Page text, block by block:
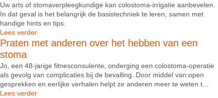
Uw arts of stomaverpleegkundige kan colostoma-irrigatie aanbevelen.
In dat geval is het belangrijk de basistechniek te leren, samen met
handige hints en tips.
Lees verder
Praten met anderen over het hebben van een
stoma
Jo, een 48-jarige fitnesconsulente, onderging een colostoma-operatie
als gevolg van complicaties bij de bevalling. Door middel van open
gesprekken en eerlijke verhalen helpt ze anderen meer te weten t...
Lees verder